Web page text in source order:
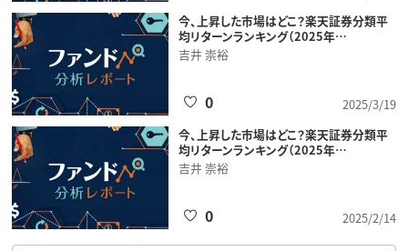
今、上昇した市場はどこ？楽天証券分類平
均リターンランキング（2025年…
吉井 崇裕
2025/3/19
0
今、上昇した市場はどこ？楽天証券分類平
均リターンランキング（2025年…
吉井 崇裕
2025/2/14
0